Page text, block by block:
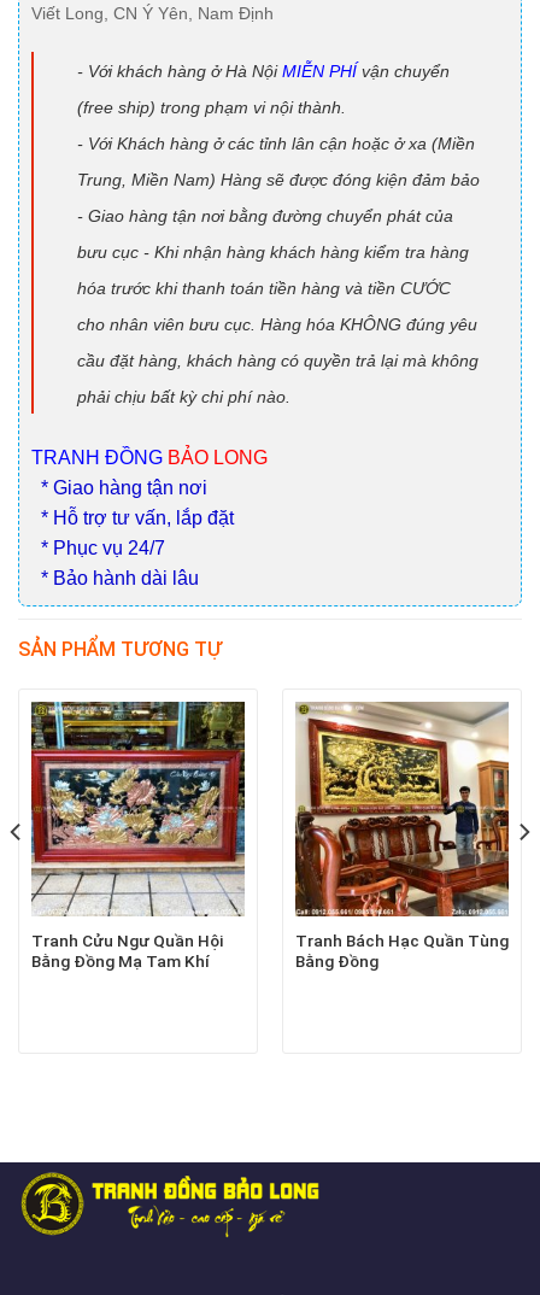
Viết Long, CN Ý Yên, Nam Định
- Với khách hàng ở Hà NộiMIỄN PHÍ vận chuyển
(free ship) trong phạm vi nội thành.
- Với Khách hàng ở các tỉnh lân cận hoặc ở xa (Miền
Trung, Miền Nam) Hàng sẽ được đóng kiện đảm bảo
- Giao hàng tận nơi bằng đường chuyển phát của
bưu cục - Khi nhận hàng khách hàng kiểm tra hàng
hóa trước khi thanh toán tiền hàng và tiền CƯỚC
cho nhân viên bưu cục. Hàng hóa KHÔNG đúng yêu
cầu đặt hàng, khách hàng có quyền trả lại mà không
phải chịu bất kỳ chi phí nào.
TRANH ĐỒNG BẢO LONG
* Giao hàng tận nơi
* Hỗ trợ tư vấn, lắp đặt
* Phục vụ 24/7
* Bảo hành dài lâu
SẢN PHẨM TƯƠNG TỰ
Tranh Cửu Ngư Quần Hội
Bằng Đồng Mạ Tam Khí
Tranh Bách Hạc Quần Tùng
Bằng Đồng